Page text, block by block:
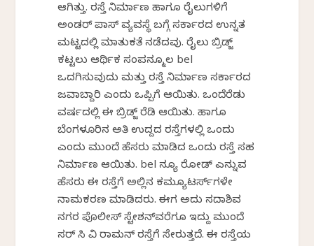
ಆಗಿತ್ತು. ರಸ್ತೆ ನಿರ್ಮಾಣ ಹಾಗೂ ರೈಲುಗಳಿಗೆ
ಅಂಡರ್ ಪಾಸ್ ವ್ಯವಸ್ಥೆ ಬಗ್ಗೆ ಸರ್ಕಾರದ ಉನ್ನತ
ಮಟ್ಟದಲ್ಲಿ ಮಾತುಕತೆ ನಡೆದವು. ರೈಲು ಬ್ರಿಡ್ಜ್
ಕಟ್ಟಲು ಆರ್ಥಿಕ ಸಂಪನ್ಮೂಲ bel
ಒದಗಿಸುವುದು ಮತ್ತು ರಸ್ತೆ ನಿರ್ಮಾಣ ಸರ್ಕಾರದ
ಜವಾಬ್ದಾರಿ ಎಂದು ಒಪ್ಪಿಗೆ ಆಯಿತು. ಒಂದೆರೆಡು
ವರ್ಷದಲ್ಲಿ ಈ ಬ್ರಿಡ್ಜ್ ರೆಡಿ ಆಯಿತು. ಹಾಗೂ
ಬೆಂಗಳೂರಿನ ಅತಿ ಉದ್ದದ ರಸ್ತೆಗಳಲ್ಲಿ ಒಂದು
ಎಂದು ಮುಂದೆ ಹೆಸರು ಮಾಡಿದ ಒಂದು ರಸ್ತೆ ಸಹ
ನಿರ್ಮಾಣ ಆಯಿತು. bel ನ್ಯೂ ರೋಡ್ ಎನ್ನುವ
ಹೆಸರು ಈ ರಸ್ತೆಗೆ ಅಲ್ಲಿನ ಕಮ್ಯೂಟರ್ಸ್‌ಗಳೇ
ನಾಮಕರಣ ಮಾಡಿದರು. ಈಗ ಅದು ಸದಾಶಿವ
ನಗರ ಪೊಲೀಸ್ ಸ್ಟೇಶನ್‌ವರೆಗೂ ಇದ್ದು ಮುಂದೆ
ಸರ್ ಸಿ ವಿ ರಾಮನ್ ರಸ್ತೆಗೆ ಸೇರುತ್ತದೆ. ಈ ರಸ್ತೆಯ